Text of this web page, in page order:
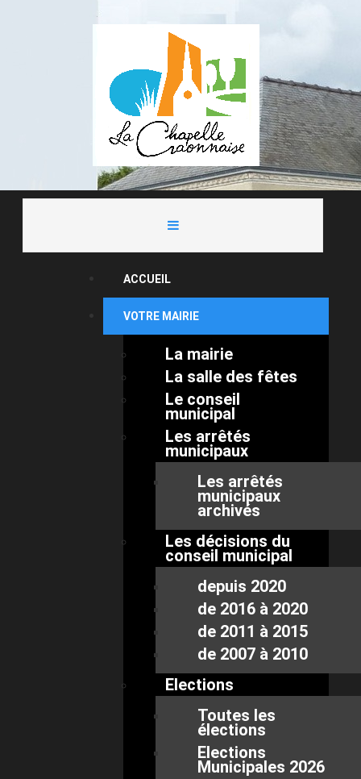
ACCUEIL
VOTRE MAIRIE
La mairie
La salle des fêtes
Le conseil
municipal
Les arrêtés
municipaux
Les arrêtés
municipaux
archivés
Les décisions du
conseil municipal
depuis 2020
de 2016 à 2020
de 2011 à 2015
de 2007 à 2010
Elections
Toutes les
élections
Elections
Municipales 2026